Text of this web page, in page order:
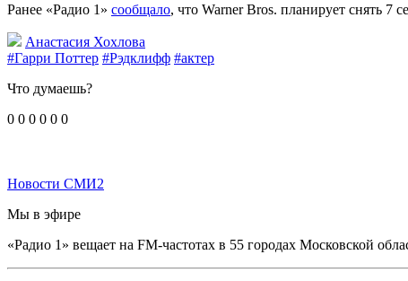
Ранее «Радио 1» сообщало, что Warner Bros. планирует снять 7
Анастасия Хохлова
#Гарри Поттер #Рэдклифф #актер
Что думаешь?
0 0 0 0 0 0
Новости СМИ2
Мы в эфире
«Радио 1» вещает на FM-частотах в 55 городах Московской